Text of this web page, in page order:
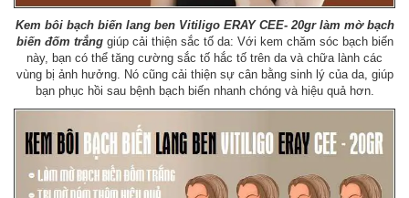
Kem bôi bạch biến lang ben Vitiligo ERAY CEE- 20grlàm mờ bạch
biến đốm trắnggiúp cải thiện sắc tố da: Với kem chăm sóc bạch biến
này, bạn có thể tăng cường sắc tố hắc tố trên da và chữa lành các
vùng bị ảnh hưởng. Nó cũng cải thiện sự cân bằng sinh lý của da, giúp
bạn phục hồi sau bệnh bạch biến nhanh chóng và hiệu quả hơn.